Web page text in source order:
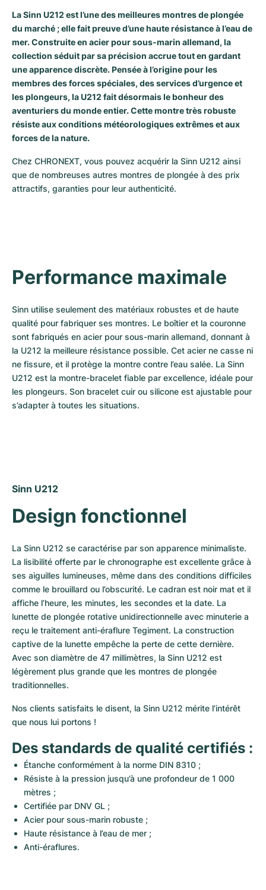
Milgauss
Oyster Perpetual
Yacht-Master
Yacht-Master II
Sea-Dweller
Sky-Dweller
Submariner
Montres pour femmes
Ronde
Rotonde
Crash
Pasha
Tortue
Baignoire
Ballon Blanc
Montres pour femmes
Professional
Bentley
Transocean
Cockpit
Chronospace
Super Avenger
Galactic
Montres pour femmes
Formula 1
Grand Carrera
Montres d'occasion
Montres pour femmes
Portofino
Portugieser
Da Vinci
Aquatimer
Spitfire
GST
Vintage
Spirit of Big Bang
King Power
Montres d'occasion
La Sinn U212 est l’une des meilleures montres de plongée
du marché ; elle fait preuve d’une haute résistance à l’eau de
mer. Construite en acier pour sous-marin allemand, la
collection séduit par sa précision accrue tout en gardant
une apparence discrète. Pensée à l’origine pour les
membres des forces spéciales, des services d’urgence et
les plongeurs, la U212 fait désormais le bonheur des
aventuriers du monde entier. Cette montre très robuste
résiste aux conditions météorologiques extrêmes et aux
forces de la nature.
Chez CHRONEXT, vous pouvez acquérir la Sinn U212 ainsi
que de nombreuses autres montres de plongée à des prix
attractifs, garanties pour leur authenticité.
Performance maximale
Sinn utilise seulement des matériaux robustes et de haute
qualité pour fabriquer ses montres. Le boîtier et la couronne
sont fabriqués en acier pour sous-marin allemand, donnant à
la U212 la meilleure résistance possible. Cet acier ne casse ni
ne fissure, et il protège la montre contre l’eau salée. La Sinn
U212 est la montre-bracelet fiable par excellence, idéale pour
les plongeurs. Son bracelet cuir ou silicone est ajustable pour
s’adapter à toutes les situations.
Sinn U212
Design fonctionnel
La Sinn U212 se caractérise par son apparence minimaliste.
La lisibilité offerte par le chronographe est excellente grâce à
ses aiguilles lumineuses, même dans des conditions difficiles
comme le brouillard ou l’obscurité. Le cadran est noir mat et il
affiche l’heure, les minutes, les secondes et la date. La
lunette de plongée rotative unidirectionnelle avec minuterie a
reçu le traitement anti-éraflure Tegiment. La construction
captive de la lunette empêche la perte de cette dernière.
Avec son diamètre de 47 millimètres, la Sinn U212 est
légèrement plus grande que les montres de plongée
traditionnelles.
Nos clients satisfaits le disent, la Sinn U212 mérite l’intérêt
que nous lui portons !
Des standards de qualité certifiés :
Étanche conformément à la norme DIN 8310 ;
Résiste à la pression jusqu’à une profondeur de 1 000
mètres ;
Certifiée par DNV GL ;
Acier pour sous-marin robuste ;
Haute résistance à l’eau de mer ;
Anti-éraflures.